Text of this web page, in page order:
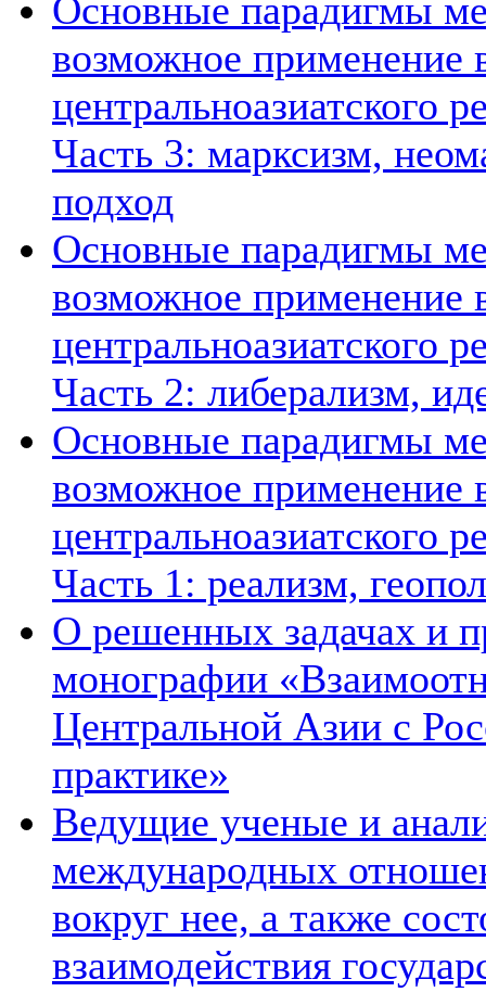
Основные парадигмы
возможное применение
центральноазиатского
Часть 3: марксизм,
подход
Основные парадигмы
возможное применение
центральноазиатского
Часть 2: либерализм,
Основные парадигмы
возможное применение
центральноазиатского
Часть 1: реализм,
О решенных задачах и
монографии
Центральной Азии с
практике»
Ведущие ученые и
международных
вокруг нее, а также
взаимодействия